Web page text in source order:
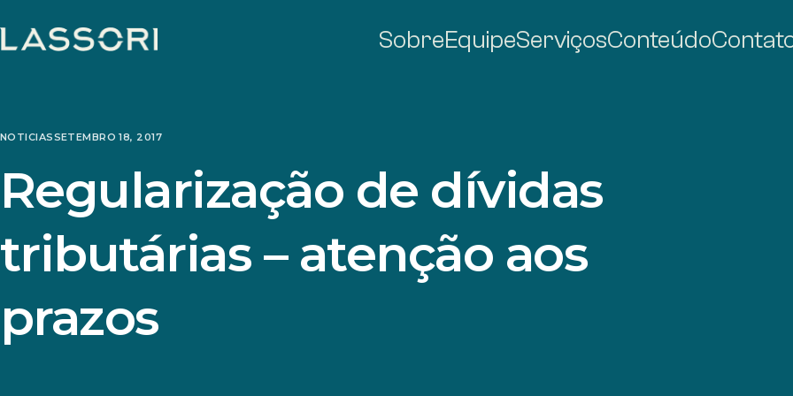
SobreEquipeServiçosConteúdo
NOTICIASSETEMBRO 18, 2017
Regularização de dívidas
tributárias – atenção aos
prazos